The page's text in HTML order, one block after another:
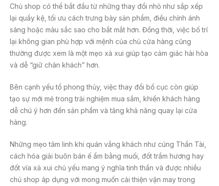
Chủ shop có thể bắt đầu từ những thay đổi nhỏ như sắp xếp
lại quầy kệ, tối ưu cách trưng bày sản phẩm, điều chỉnh ánh
sáng hoặc màu sắc sao cho bắt mắt hơn. Đồng thời, việc bố trí
lại không gian phù hợp với mệnh của chủ cửa hàng cũng
thường được xem là một mẹo xả xui giúp tạo cảm giác hài hòa
và dễ “giữ chân khách” hơn.
Bên cạnh yếu tố phong thủy, việc thay đổi bố cục còn giúp
tạo sự mới mẻ trong trải nghiệm mua sắm, khiến khách hàng
dễ chú ý hơn đến sản phẩm và tăng khả năng quay lại cửa
hàng.
Những mẹo tâm linh khi quán vắng khách như cúng Thần Tài,
cách hóa giải buôn bán ế ẩm bằng muối, đốt trầm hương hay
đốt vía xả xui chủ yếu mang ý nghĩa tinh thần và được nhiều
chủ shop áp dụng với mong muốn cải thiện vận may trong